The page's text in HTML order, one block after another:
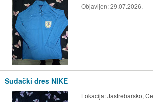
Objavljen:29.07.2026.
Sudački dres NIKE
Lokacija:Jastrebarsko,